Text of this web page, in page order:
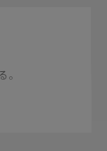
地に肩甲骨に沿